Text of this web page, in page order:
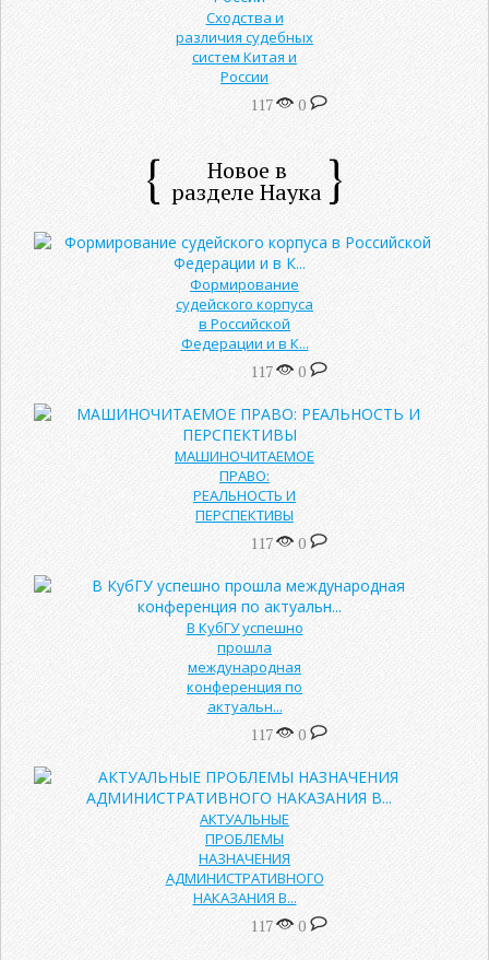
Сходства и
различия судебных
систем Китая и
России
117 0
Новое в
разделе Наука
Формирование
судейского корпуса
в Российской
Федерации и в К...
117 0
МАШИНОЧИТАЕМОЕ
ПРАВО:
РЕАЛЬНОСТЬ И
ПЕРСПЕКТИВЫ
117 0
В КубГУ успешно
прошла
международная
конференция по
актуальн...
117 0
АКТУАЛЬНЫЕ
ПРОБЛЕМЫ
НАЗНАЧЕНИЯ
АДМИНИСТРАТИВНОГО
НАКАЗАНИЯ В...
117 0